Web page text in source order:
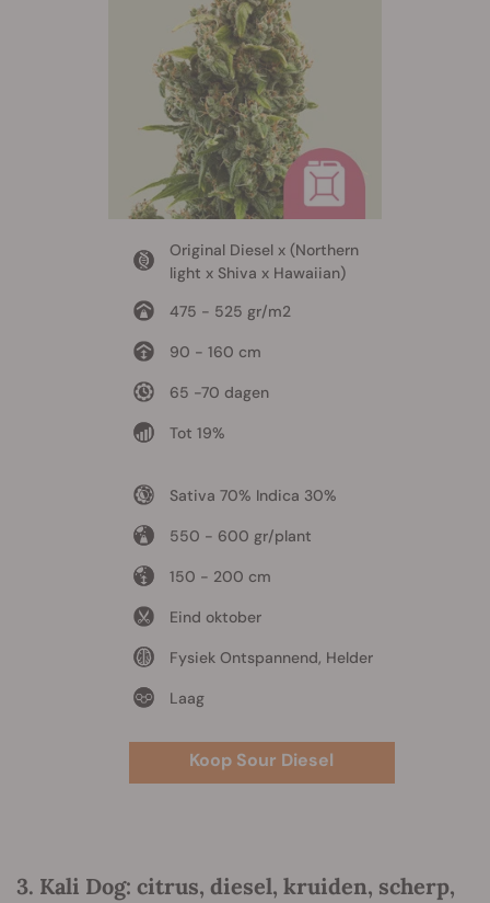
Original Diesel x (Northern
light x Shiva x Hawaiian)
475 - 525 gr/m2
90 - 160 cm
65 -70 dagen
Tot 19%
Sativa 70% Indica 30%
550 - 600 gr/plant
150 - 200 cm
Eind oktober
Fysiek Ontspannend, Helder
Laag
Koop Sour Diesel
3. Kali Dog: citrus, diesel, kruiden, scherp,